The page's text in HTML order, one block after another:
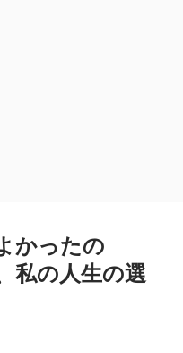
かったの
私の人生の選